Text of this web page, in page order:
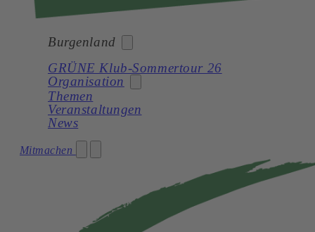
Burgenland
Bund
Burgenland
Kärnten
Niederösterreich
Steiermark
GRÜNE Klub-Sommertour 26
Organisation
Landtagsklub
Gemeinden
Themen
Veranstaltungen
News
Mitmachen